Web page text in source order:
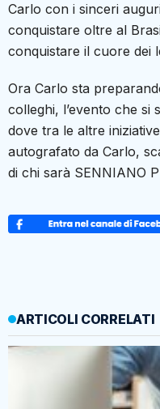
Carlo con i sinceri
conquistare oltre al
conquistare il cuore dei
Ora Carlo sta
colleghi, l’evento che si
dove tra le altre
autografato da Carlo,
di chi sarà SENNIANO
ARTICOLI CORRELATI